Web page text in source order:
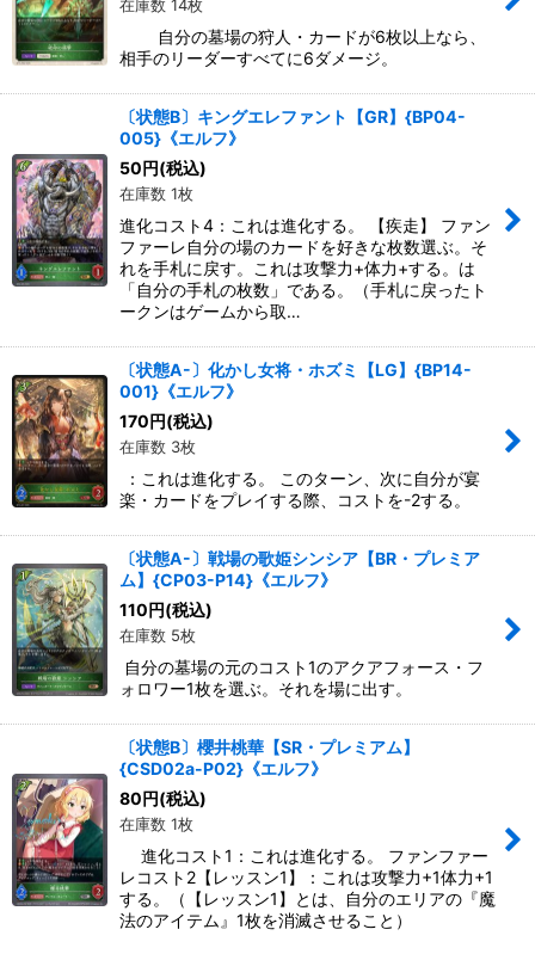
在庫数 14枚
自分の墓場の狩人・カードが6枚以上なら、
相手のリーダーすべてに6ダメージ。
〔状態B〕キングエレファント【GR】{BP04-
005}《エルフ》
50円(税込)
在庫数 1枚
進化コスト4：これは進化する。 【疾走】 ファン
ファーレ自分の場のカードを好きな枚数選ぶ。そ
れを手札に戻す。これは攻撃力+体力+する。は
「自分の手札の枚数」である。（手札に戻ったト
ークンはゲームから取…
〔状態A-〕化かし女将・ホズミ【LG】{BP14-
001}《エルフ》
170円(税込)
在庫数 3枚
：これは進化する。 このターン、次に自分が宴
楽・カードをプレイする際、コストを-2する。
〔状態A-〕戦場の歌姫シンシア【BR・プレミア
ム】{CP03-P14}《エルフ》
110円(税込)
在庫数 5枚
自分の墓場の元のコスト1のアクアフォース・フ
ォロワー1枚を選ぶ。それを場に出す。
〔状態B〕櫻井桃華【SR・プレミアム】
{CSD02a-P02}《エルフ》
80円(税込)
在庫数 1枚
進化コスト1：これは進化する。 ファンファー
レコスト2【レッスン1】：これは攻撃力+1体力+1
する。（【レッスン1】とは、自分のエリアの『魔
法のアイテム』1枚を消滅させること）